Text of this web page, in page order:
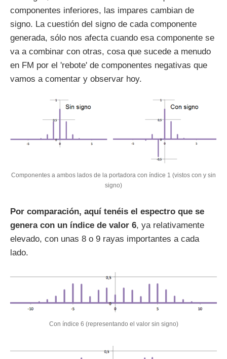
componentes inferiores, las impares cambian de
signo. La cuestión del signo de cada componente
generada, sólo nos afecta cuando esa componente se
va a combinar con otras, cosa que sucede a menudo
en FM por el 'rebote' de componentes negativas que
vamos a comentar y observar hoy.
Componentes a ambos lados de la portadora con índice 1 (vistos con y sin
signo)
Por comparación, aquí tenéis el espectro que se
genera con un índice de valor 6, ya relativamente
elevado, con unas 8 o 9 rayas importantes a cada
lado.
Con índice 6 (representando el valor sin signo)